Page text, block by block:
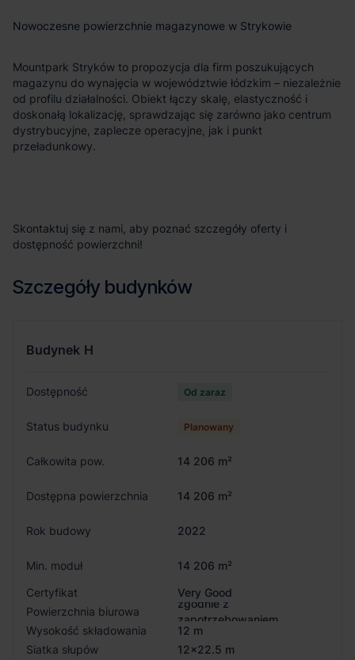
Nowoczesne powierzchnie magazynowe w Strykowie
Mountpark Stryków to propozycja dla firm poszukujących
magazynu do wynajęcia w województwie łódzkim – niezależnie
od profilu działalności. Obiekt łączy skalę, elastyczność i
doskonałą lokalizację, sprawdzając się zarówno jako centrum
dystrybucyjne, zaplecze operacyjne, jak i punkt
przeładunkowy.
Skontaktuj się z nami, aby poznać szczegóły oferty i
dostępność powierzchni!
Szczegóły budynków
Budynek H
Dostępność Od zaraz
Status budynku Planowany
Całkowita pow. 14 206 m²
Dostępna powierzchnia 14 206 m²
Rok budowy 2022
Min. moduł
14 206 m²
Certyfikat
Very Good
Powierzchnia biurowa
zgodnie z
zapotrzebowaniem
Wysokość składowania
12 m
Siatka słupów
12x22.5 m